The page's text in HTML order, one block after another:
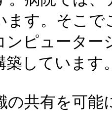
ます。そこ
ンピュータ
築しています
の共有を可